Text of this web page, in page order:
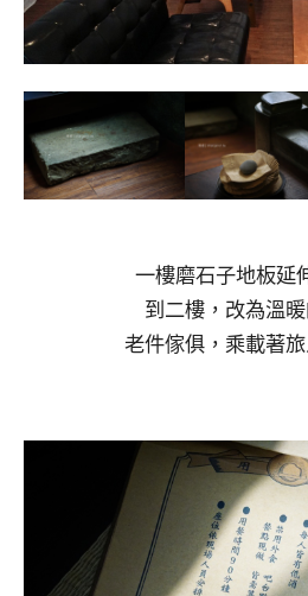
一樓磨石子地板延
到二樓，改為溫暖
老件傢俱，乘載著旅